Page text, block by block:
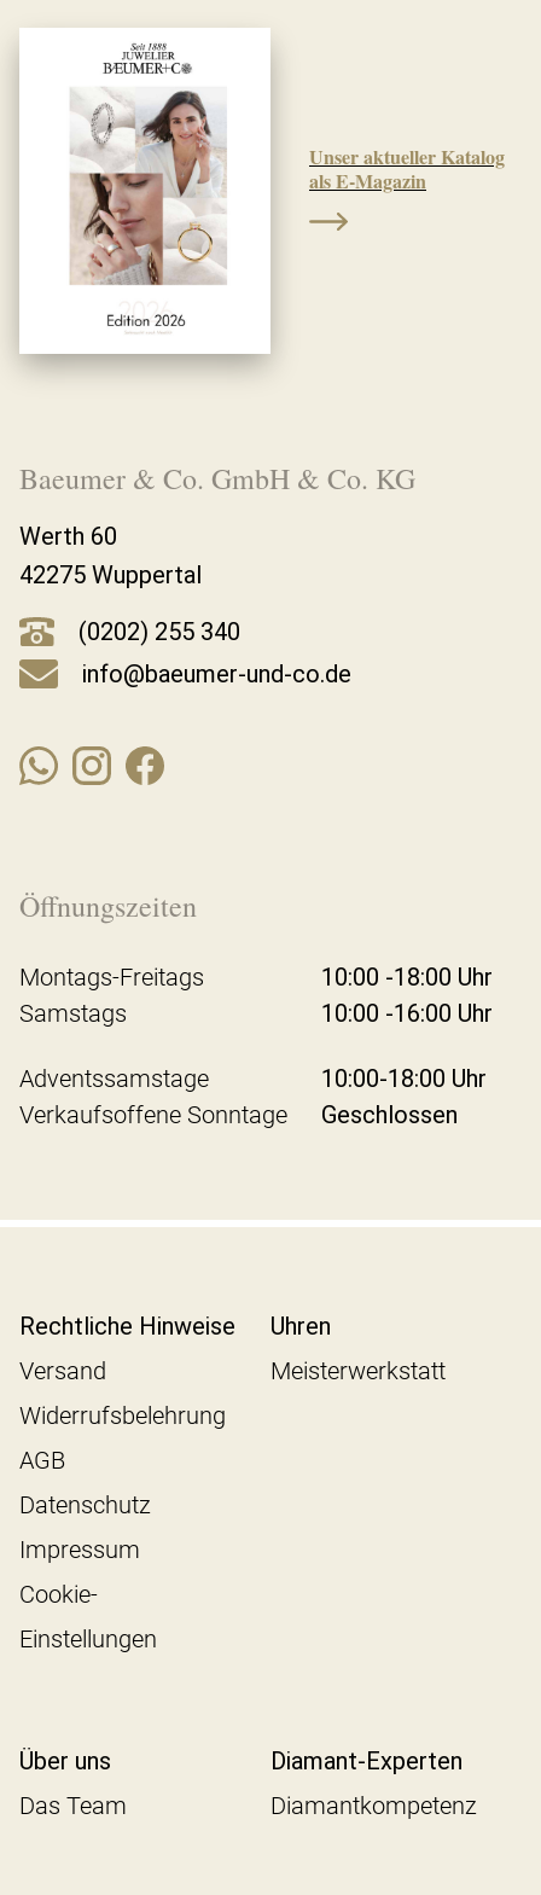
Unser aktueller Katalog
als E-Magazin
Baeumer & Co. GmbH & Co. KG
Werth 60
42275 Wuppertal
(0202) 255 340
info@baeumer-und-co.de
Öffnungszeiten
Montags-Freitags
10:00 -18:00 Uhr
Samstags
10:00 -16:00 Uhr
Adventssamstage
10:00-18:00 Uhr
Verkaufsoffene Sonntage
Geschlossen
Rechtliche Hinweise
Versand
Widerrufsbelehrung
AGB
Datenschutz
Impressum
Cookie-
Einstellungen
Uhren
Meisterwerkstatt
Über uns
Das Team
Diamant-Experten
Diamantkompetenz